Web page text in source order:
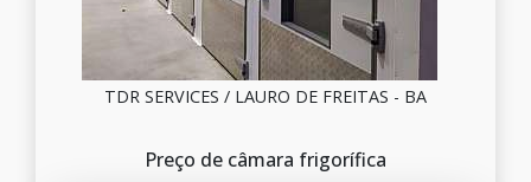
TDR SERVICES / LAURO DE FREITAS - BA
Preço de câmara frigorífica